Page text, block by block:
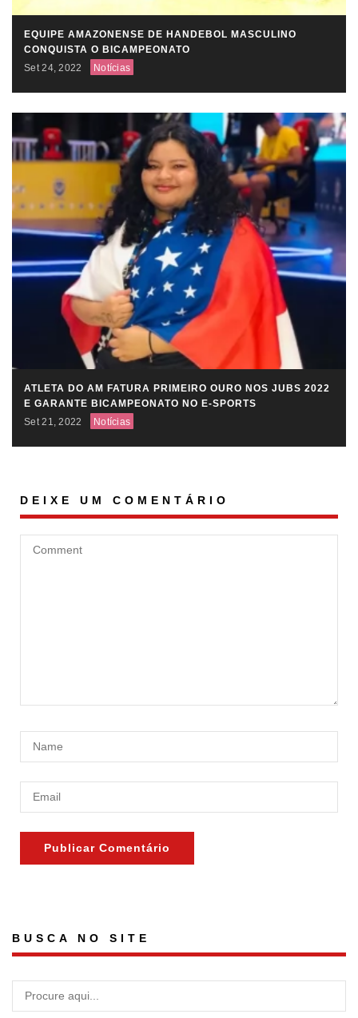
EQUIPE AMAZONENSE DE HANDEBOL MASCULINO
CONQUISTA O BICAMPEONATO
Set 24, 2022
Notícias
ATLETA DO AM FATURA PRIMEIRO OURO NOS JUBS 2022
E GARANTE BICAMPEONATO NO E-SPORTS
Set 21, 2022
Notícias
DEIXE UM COMENTÁRIO
BUSCA NO SITE